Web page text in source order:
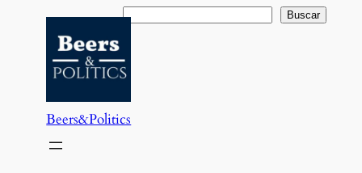
contenido
Buscar Buscar
Beers&Politics